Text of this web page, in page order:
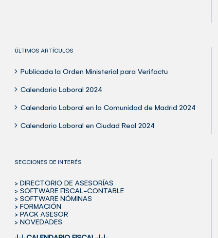
ÚLTIMOS ARTÍCULOS
Publicada la Orden Ministerial para Verifactu
Calendario Laboral 2024
Calendario Laboral en la Comunidad de Madrid 2024
Calendario Laboral en Ciudad Real 2024
SECCIONES DE INTERÉS
> DIRECTORIO DE ASESORÍAS
> SOFTWARE FISCAL-CONTABLE
> SOFTWARE NÓMINAS
> FORMACIÓN
> PACK ASESOR
> NOVEDADES